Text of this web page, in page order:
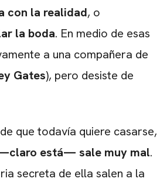
con la realidad, o
la boda. En medio de esas
a una compañera de
Gates), pero desiste de
que todavía quiere casarse,
está— sale muy mal.
secreta de ella salen a la